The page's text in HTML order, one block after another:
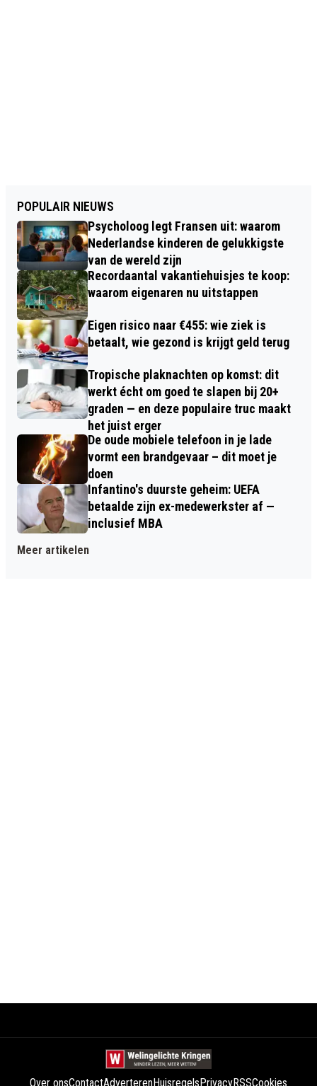
POPULAIR NIEUWS
Psycholoog legt Fransen uit: waarom
Nederlandse kinderen de gelukkigste
van de wereld zijn
Recordaantal vakantiehuisjes te koop:
waarom eigenaren nu uitstappen
Eigen risico naar €455: wie ziek is
betaalt, wie gezond is krijgt geld terug
Tropische plaknachten op komst: dit
werkt écht om goed te slapen bij 20+
graden — en deze populaire truc maakt
het juist erger
De oude mobiele telefoon in je lade
vormt een brandgevaar – dit moet je
doen
Infantino's duurste geheim: UEFA
betaalde zijn ex-medewerkster af —
inclusief MBA
Meer artikelen
Over onsContactAdverterenHuisregelsPrivacyRSSCookies